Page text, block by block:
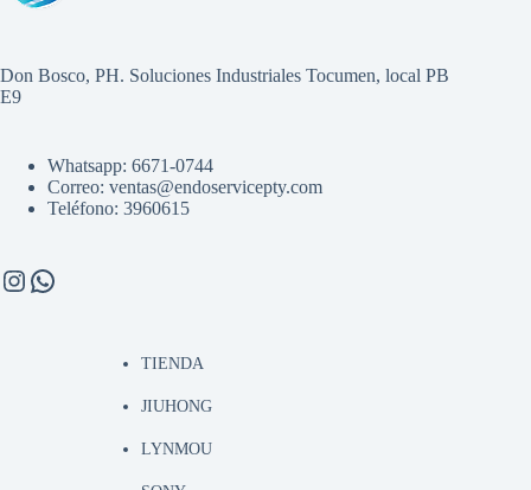
Don Bosco, PH. Soluciones Industriales Tocumen, local PB
E9
Whatsapp: 6671-0744
Correo: ventas@endoservicepty.com
Teléfono: 3960615
Instagram
WhatsApp
TIENDA
JIUHONG
LYNMOU